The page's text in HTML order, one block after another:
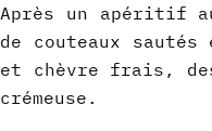
Après un apéritif
de couteaux
et chèvre frais,
crémeuse.